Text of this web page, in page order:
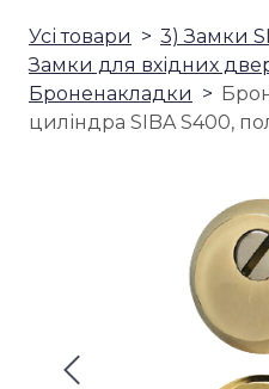
Усі товари
3) Замки
Замки для вхідних
Броненакладки
циліндра SIBA S400,